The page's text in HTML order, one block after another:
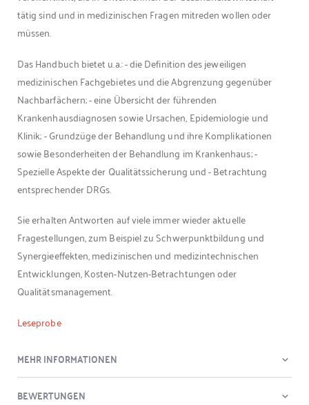
tätig sind und in medizinischen Fragen mitreden wollen oder
müssen.
Das Handbuch bietet u.a.: - die Definition des jeweiligen
medizinischen Fachgebietes und die Abgrenzung gegenüber
Nachbarfächern; - eine Übersicht der führenden
Krankenhausdiagnosen sowie Ursachen, Epidemiologie und
Klinik; - Grundzüge der Behandlung und ihre Komplikationen
sowie Besonderheiten der Behandlung im Krankenhaus; -
Spezielle Aspekte der Qualitätssicherung und - Betrachtung
entsprechender DRGs.
Sie erhalten Antworten auf viele immer wieder aktuelle
Fragestellungen, zum Beispiel zu Schwerpunktbildung und
Synergieeffekten, medizinischen und medizintechnischen
Entwicklungen, Kosten-Nutzen-Betrachtungen oder
Qualitätsmanagement.
Leseprobe
MEHR INFORMATIONEN
BEWERTUNGEN